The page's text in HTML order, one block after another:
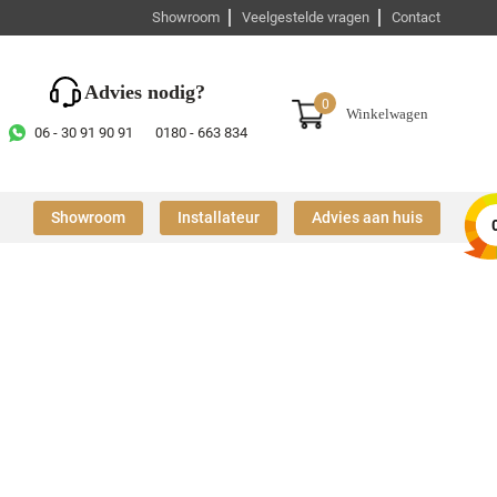
Showroom Veelgestelde vragen Contact
Advies nodig?
06 - 30 91 90 91 0180 - 663 834
0
Winkelwagen
Showroom Installateur Advies aan huis